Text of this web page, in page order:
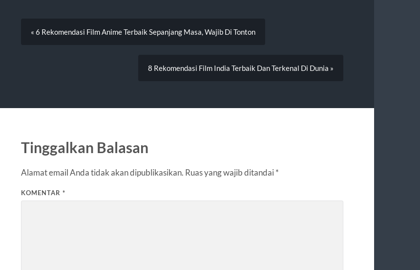
« 6 Rekomendasi Film Anime Terbaik Sepanjang Masa, Wajib Di Tonton
8 Rekomendasi Film India Terbaik Dan Terkenal Di Dunia »
Tinggalkan Balasan
Alamat email Anda tidak akan dipublikasikan. Ruas yang wajib ditandai *
KOMENTAR *